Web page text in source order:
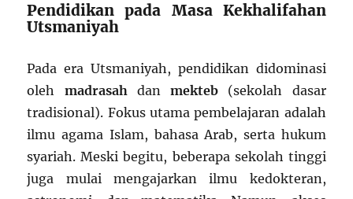
Pendidikan pada Masa Kekhalifahan
Utsmaniyah
Pada era Utsmaniyah, pendidikan didominasi
oleh madrasahdanmekteb (sekolah dasar
tradisional). Fokus utama pembelajaran adalah
ilmu agama Islam, bahasa Arab, serta hukum
syariah. Meski begitu, beberapa sekolah tinggi
juga mulai mengajarkan ilmu kedokteran,